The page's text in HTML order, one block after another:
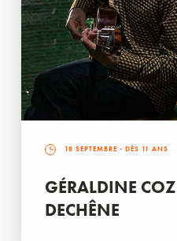
18 SEPTEMBRE - DÈS 11 ANS
GÉRALDINE
DECHÊNE